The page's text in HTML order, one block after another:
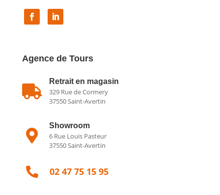
Agence de Tours

Retrait en magasin
329 Rue de Cormery
37550 Saint-Avertin

Showroom
6 Rue Louis Pasteur
37550 Saint-Avertin
 02 47 75 15 95